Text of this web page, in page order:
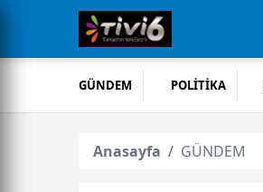
GÜNDEM POLİTİKA
Anasayfa GÜNDEM